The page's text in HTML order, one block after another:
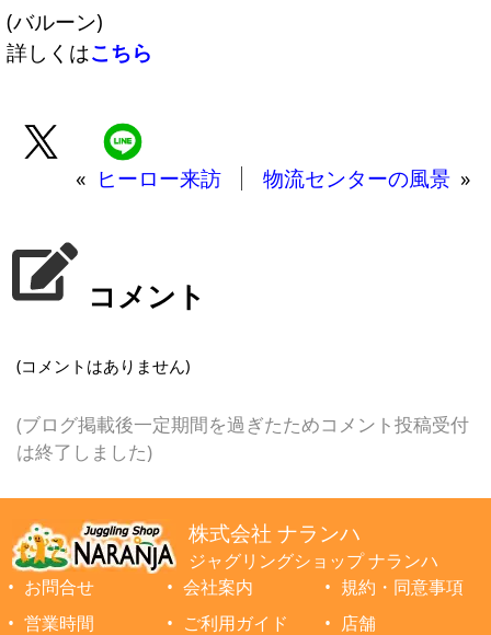
(バルーン)
詳しくはこちら
« ヒーロー来訪 物流センターの風景 »
コメント
(コメントはありません)
(ブログ掲載後一定期間を過ぎたためコメント投稿受付
は終了しました)
株式会社 ナランハ
ジャグリングショップ ナランハ
お問合せ
会社案内
規約・同意事項
営業時間
ご利用ガイド 店舗